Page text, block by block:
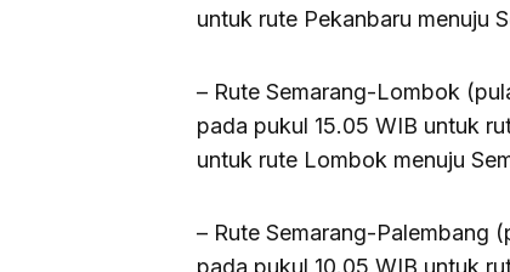
untuk rute Pekanbaru menuju
– Rute Semarang-Lombok
pada pukul 15.05 WIB untuk
untuk rute Lombok menuju
– Rute Semarang-Palembang